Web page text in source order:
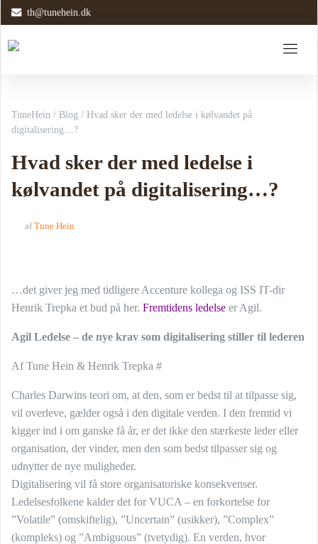
th@tunehein.dk
TuneHein / Blog / Hvad sker der med ledelse i kølvandet på
digitalisering…?
Hvad sker der med ledelse i
kølvandet på digitalisering…?
af Tune Hein
…det giver jeg med tidligere Accenture kollega og ISS IT-dir
Henrik Trepka et bud på her. Fremtidens ledelse er Agil.
Agil Ledelse – de nye krav som digitalisering stiller til lederen
Af Tune Hein & Henrik Trepka #
Charles Darwins teori om, at den, som er bedst til at tilpasse sig,
vil overleve, gælder også i den digitale verden. I den fremtid vi
kigger ind i om ganske få år, er det ikke den stærkeste leder eller
organisation, der vinder, men den som bedst tilpasser sig og
udnytter de nye muligheder.
Digitalisering vil få store organisatoriske konsekvenser.
Ledelsesfolkene kalder det for VUCA – en forkortelse for
”Volatile” (omskiftelig), ”Uncertain” (usikker), ”Complex”
(kompleks) og ”Ambiguous” (tvetydig). En verden, hvor